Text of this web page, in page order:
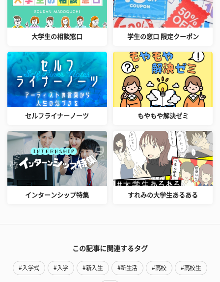
大学生の相談窓口 学生の窓口 限定クーポン
セルフライナーノーツ もやもや解決ゼミ
インターンシップ特集 すれみの大学生あるある
この記事に関連するタグ
#入学式 #入学 #新入生 #新生活 #高校 #高校生